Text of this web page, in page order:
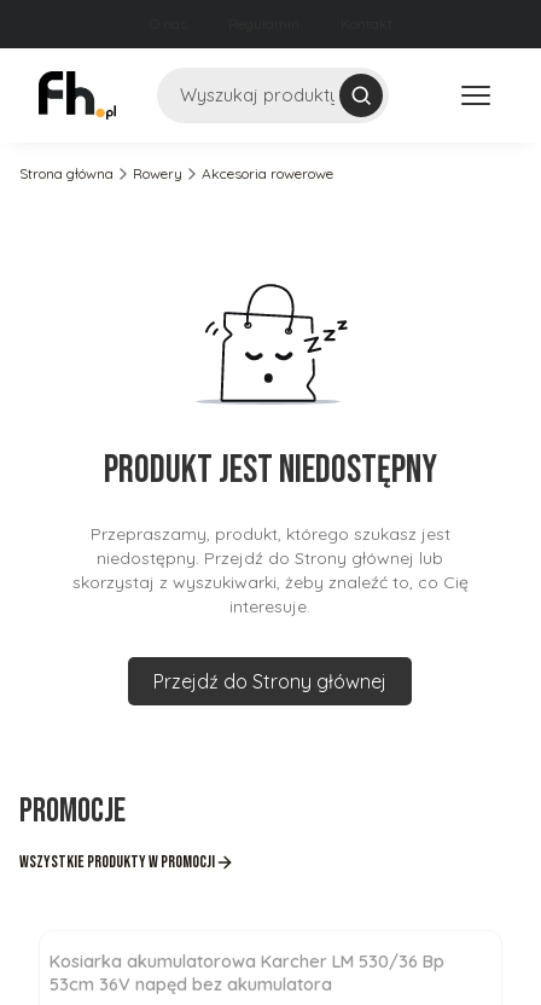
Szukaj
Strona główna Rowery Akcesoria rowerowe
Produkt jest niedostępny
Przepraszamy, produkt, którego szukasz jest
niedostępny. Przejdź do Strony głównej lub
skorzystaj z wyszukiwarki, żeby znaleźć to, co Cię
interesuje.
Przejdź do Strony głównej
Promocje
Wszystkie produkty w promocji
Kosiarka akumulatorowa Karcher LM 530/36 Bp
53cm 36V napęd bez akumulatora